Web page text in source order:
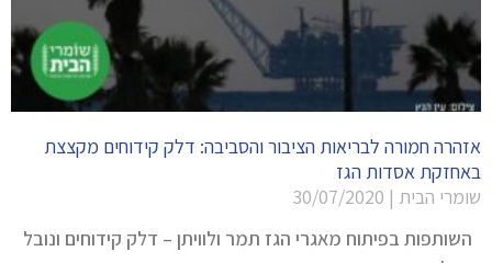
אזהרה חמורה לבריאות הציבור והסביבה: דלק קידוחים מקצצת
באחזקת אסדות הגז
שומרי הבית
השותפות בפיתוח מאגרי הגז תמר ולוויתן – דלק קידוחים ונובל